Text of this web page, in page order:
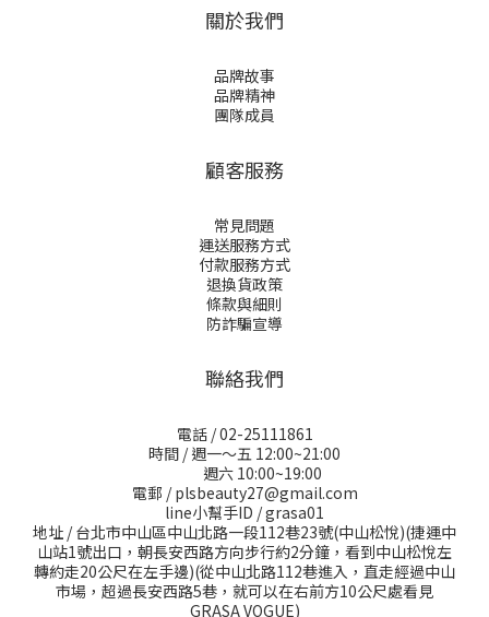
關於我們
品牌故事
品牌精神
團隊成員
顧客服務
常見問題
運送服務方式
付款服務方式
退換貨政策
條款與細則
防詐騙宣導
聯絡我們
電話 / 02-25111861
時間 / 週一～五 12:00~21:00
週六 10:00~19:00
電郵 / plsbeauty27@gmail.com
line小幫手ID / grasa01
地址 / 台北市中山區中山北路一段112巷23號(中山松悅)(捷運中
山站1號出口，朝長安西路方向步行約2分鐘，看到中山松悅左
轉約走20公尺在左手邊)(從中山北路112巷進入，直走經過中山
市場，超過長安西路5巷，就可以在右前方10公尺處看見
GRASA VOGUE)